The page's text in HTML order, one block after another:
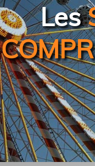
Les